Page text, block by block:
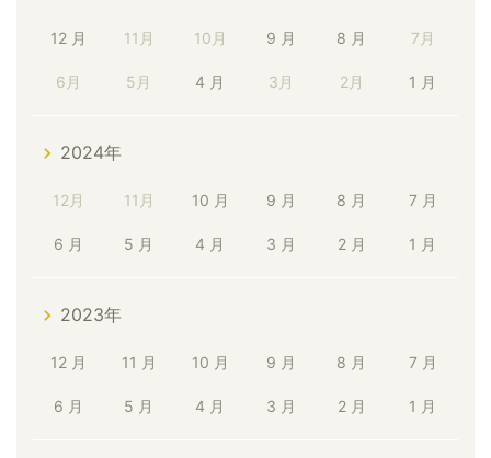
12 月 11月 10月 9 月 8 月 7月
6月 5月 4 月 3月 2月 1 月
2024年
12月 11月 10 月 9 月 8 月 7 月
6 月 5 月 4 月 3 月 2 月 1 月
2023年
12 月 11 月 10 月 9 月 8 月 7 月
6 月 5 月 4 月 3 月 2 月 1 月